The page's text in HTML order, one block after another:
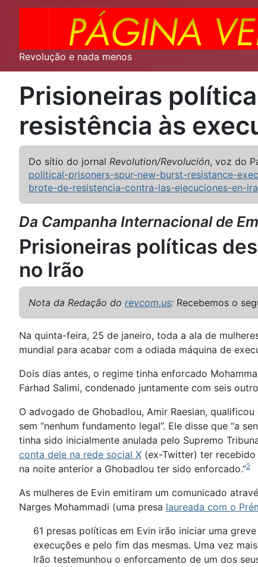
Revolução e nada menos
Prisioneiras
resistência às
Do sítio do jornal Revolution/Revolución, voz do
political-prisoners-spur-new-burst-resistance-
brote-de-resistencia-contra-las-ejecuciones-en-
Da Campanha Internacional de
Prisioneiras políticas
no Irão
Nota da Redação do revcom.us: Recebemos o
Na quinta-feira, 25 de janeiro, toda a ala de
mundial para acabar com a odiada máquina de
Dois dias antes, o regime tinha enforcado
Farhad Salimi, condenado juntamente com seis
O advogado de Ghobadlou, Amir Raesian, qualificou
sem “nenhum fundamento legal”. Ele disse que “a
tinha sido inicialmente anulada pelo Supremo
conta dele na rede social X (ex-Twitter) ter
na noite anterior a Ghobadlou ter sido enforcado.”2
As mulheres de Evin emitiram um comunicado
Narges Mohammadi (uma presa laureada com o
61 presas políticas em Evin irão iniciar uma
execuções e pelo fim das mesmas. Uma vez
Irão testemunhou o enforcamento de um dos